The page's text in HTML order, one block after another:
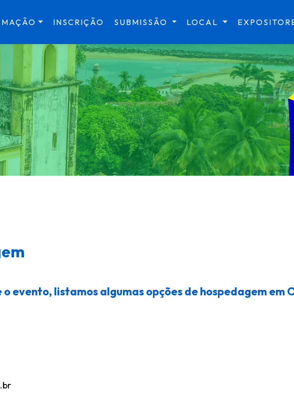
INSCRIÇÃO SUBMISSÃO LOCAL
listamos algumas opções de hospedagem em